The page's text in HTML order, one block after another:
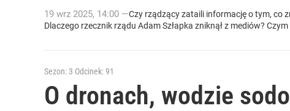
19 wrz 2025, 14:00 —Czy rządzący zataili informację o tym, co
Dlaczego rzecznik rządu Adam Szłapka zniknął z mediów?
Sezon: 3 Odcinek: 91
O dronach, wodzie